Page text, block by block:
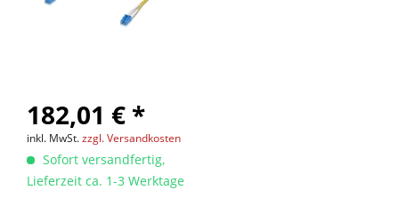
182,01 € *
inkl. MwSt.zzgl. Versandkosten
Sofort versandfertig,
Lieferzeit ca. 1-3 Werktage